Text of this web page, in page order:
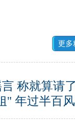
更多
称就算请
" 年过半百